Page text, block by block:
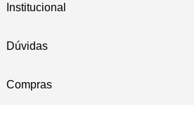
Institucional
Dúvidas
Compras